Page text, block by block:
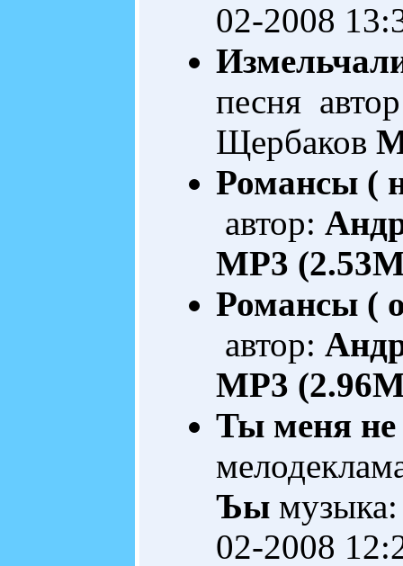
02-2008
песня
Щербаков
Романсы (
автор:
MP3
Романсы (
автор:
MP3
Ты меня
Ъы
02-2008